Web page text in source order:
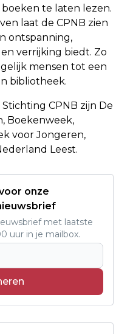
te laten lezen.
laat de CPNB zien
ontspanning,
verrijking biedt. Zo
mensen tot een
bibliotheek.
CPNB zijn De
Boekenweek,
voor Jongeren,
Leest.
onze
met laatste
uur in je mailbox.